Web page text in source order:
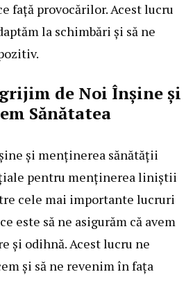
față provocărilor. Acest lucru
la schimbări și să ne
de Noi Înșine și
Sănătatea
și menținerea sănătății
pentru menținerea liniștii
cele mai importante lucruri
este să ne asigurăm că avem
și odihnă. Acest lucru ne
și să ne revenim în fața